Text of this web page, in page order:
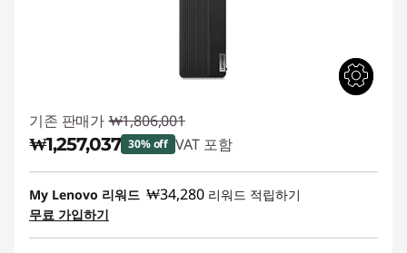
기존 판매가 ₩1,806,001
₩1,257,037 30% off VAT 포함
즉시 할인: :-₩548,964
My Lenovo 리워드 ₩34,280 리워드 적립하기
무료 가입하기